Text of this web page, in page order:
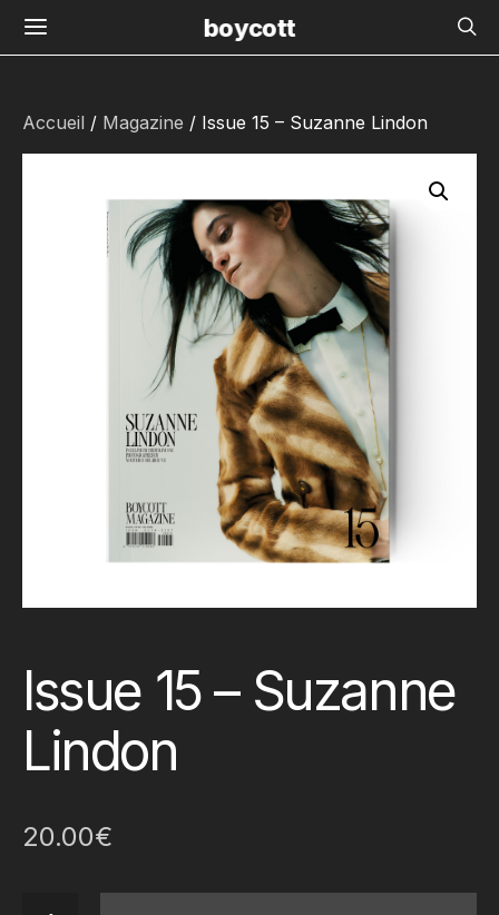
boycott
Accueil / Magazine / Issue 15 – Suzanne Lindon
Issue 15 – Suzanne
Lindon
20.00€